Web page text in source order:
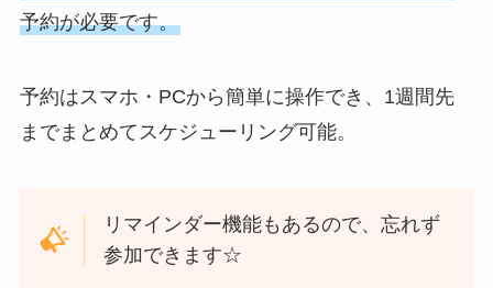
予約が必要です。
予約はスマホ・PCから簡単に操作でき、1週間先
までまとめてスケジューリング可能。
リマインダー機能もあるので、忘れず
参加できます☆